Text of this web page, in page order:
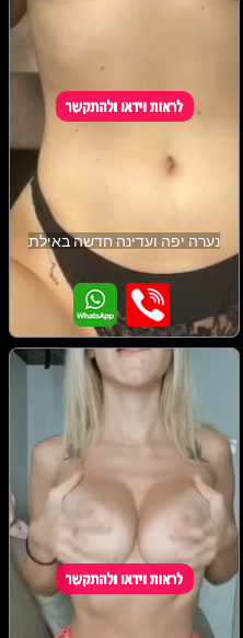
נערה יפה ועדינה חדשה באילת